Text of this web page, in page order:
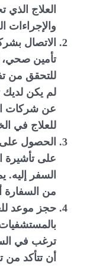
العلاج الذي
والإجراءات
الاتصال
تأمين صحي،
للتحقق من
لم يكن
عن شركات
للعلاج في
الحصول على
على تأشيرة
السفر إليه.
من السفارة
حجز موعد
بالمستشفيات
ترغب في
أن تتأكد من